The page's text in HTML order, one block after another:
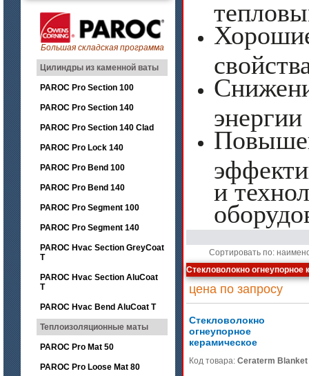
Большая складская программа
Цилиндры из каменной ваты
PAROC Pro Section 100
PAROC Pro Section 140
PAROC Pro Section 140 Clad
PAROC Pro Lock 140
PAROC Pro Bend 100
PAROC Pro Bend 140
PAROC Pro Segment 100
PAROC Pro Segment 140
PAROC Hvac Section GreyCoat
T
PAROC Hvac Section AluCoat
T
PAROC Hvac Bend AluCoat T
Теплоизоляционные маты
PAROC Pro Mat 50
PAROC Pro Loose Mat 80
энергии
и
Сортировать по:
Стекловолокно огнеупорное
цена по запросу
Стекловолокно
огнеупорное
керамическое
Код товара: Ceraterm Blanket